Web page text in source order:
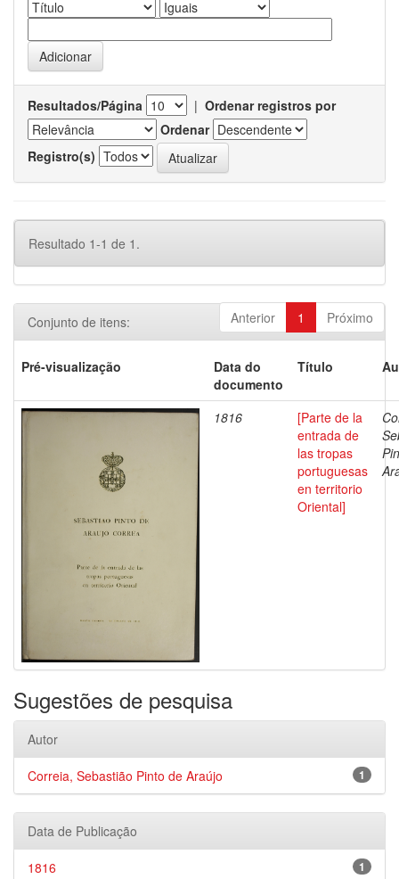
Resultados/Página | Ordenar registros por
Ordenar
Registro(s)
Resultado 1-1 de 1.
Anterior 1 Próximo
Conjunto de itens:
Pré-visualização
Data do
documento
Título
1816
[Parte de la
entrada de
las tropas
portuguesas
en territorio
Oriental]
Sugestões de pesquisa
Autor
1
Correia, Sebastião Pinto de Araújo
Data de Publicação
1
1816